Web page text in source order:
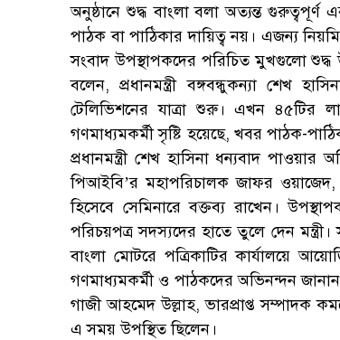
অনুষ্ঠানে শুদ্ধ বাংলা বলা অত্যন্ত
পাঠক বা পাঠিকার দায়িত্ব নয়। এজন্য
সংবাদ উপস্থাপকদের পরিচিত মুখগুলো শুদ্ধ
বলেন, প্রধানমন্ত্রী বঙ্গবন্ধুকন্যা শেখ
টেলিভিশনের যাত্রা শুরু। এখন ৪৫টির
গণমাধ্যমকর্মী সৃষ্টি হয়েছে, খবর পাঠক-
প্রধানমন্ত্রী শেখ হাসিনা ধন্যবাদ
পিআইবি’র মহাপরিচালক জাফর ওয়াজেদ,
হিসেবে সেমিনারে বক্তব্য রাখেন।
পরিচয়পত্র সদস্যদের হাতে তুলে দেন
বাংলা মোটরে পত্রিকাটির কার্যালয়ে
গণমাধ্যমকর্মী ও পাঠকদের অভিনন্দন
গাজী আহমেদ উল্লাহ, ভারপ্রাপ্ত সম্পাদক
এ সময় উপস্থিত ছিলেন।